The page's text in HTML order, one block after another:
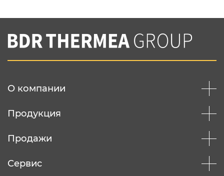
Вы соглашаетесь с нашей политикой
конфеденциальности
О компании
Продукция
Продажи
Сервис